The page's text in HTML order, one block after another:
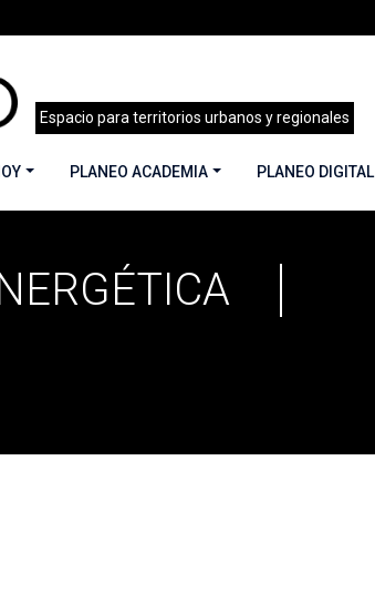
Espacio para territorios urbanos y regionales
PLANEO ACADEMIA PLANEO DIGITAL